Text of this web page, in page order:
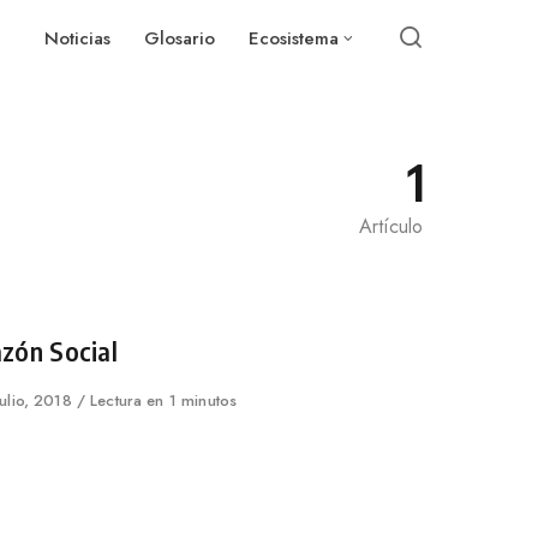
Noticias Glosario Ecosistema
1
Artículo
Social
2018 Lectura en 1 minutos